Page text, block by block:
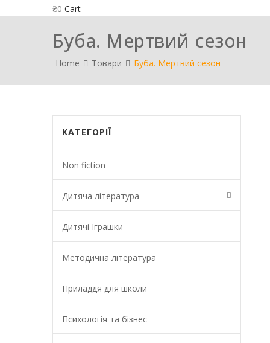
₴0 Cart
Буба. Мертвий сезон
Home Товари Буба. Мертвий сезон
КАТЕГОРІЇ
Non fiction
Дитяча література
Дитячі Іграшки
Методична література
Приладдя для школи
Психологія та бізнес